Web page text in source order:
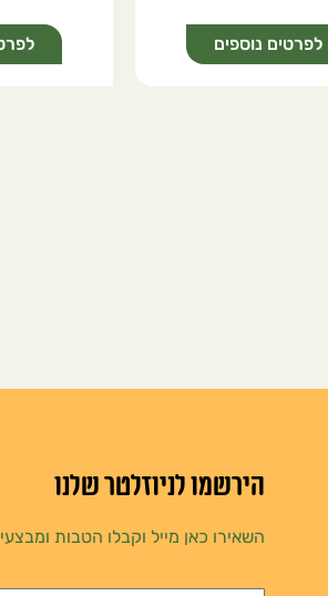
לפרטים נוספים
הירשמו לניוזלטר שלנו
השאירו כאן מייל וקבלו הטבות